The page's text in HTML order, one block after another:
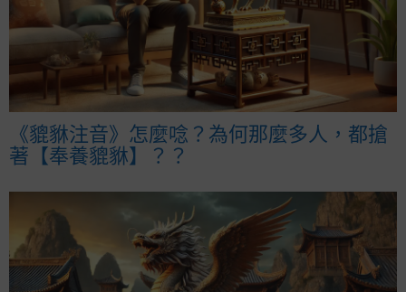
《貔貅注音》怎麼唸？為何那麼多人，都搶
著【奉養貔貅】？？